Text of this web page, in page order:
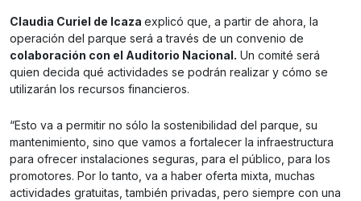
Claudia Curiel de Icaza explicó que, a partir de ahora, la
operación del parque será a través de un convenio de
colaboración con el Auditorio Nacional. Un comité será
quien decida qué actividades se podrán realizar y cómo se
utilizarán los recursos financieros.
“Esto va a permitir no sólo la sostenibilidad del parque, su
mantenimiento, sino que vamos a fortalecer la infraestructura
para ofrecer instalaciones seguras, para el público, para los
promotores. Por lo tanto, va a haber oferta mixta, muchas
actividades gratuitas, también privadas, pero siempre con una